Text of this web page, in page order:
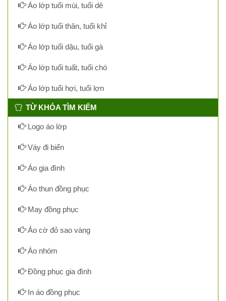
Áo lớp tuổi mùi, tuổi dê
Áo lớp tuổi thân, tuổi khỉ
Áo lớp tuổi dậu, tuổi gà
Áo lớp tuổi tuất, tuổi chó
Áo lớp tuổi hợi, tuổi lợn
TỪ KHÓA TÌM KIẾM
Logo áo lớp
Váy đi biển
Áo gia đình
Áo thun đồng phục
May đồng phục
Áo cờ đỏ sao vàng
Áo nhóm
Đồng phục gia đình
In áo đồng phục